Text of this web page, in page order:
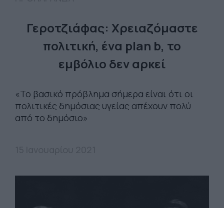
Γεροτζιάφας: Χρειαζόμαστε
πολιτική, ένα plan b, το
εμβόλιο δεν αρκεί
«Το βασικό πρόβλημα σήμερα είναι ότι οι
πολιτικές δημόσιας υγείας απέχουν πολύ
από το δημόσιο»